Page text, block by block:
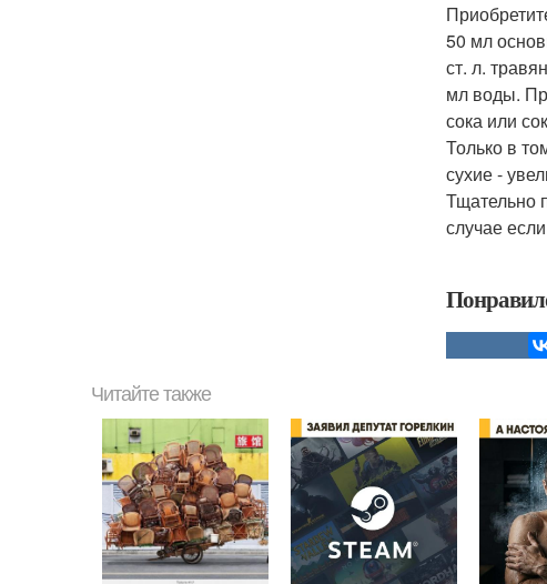
50 мл
ст. л.
мл воды.
сока или
Только в
сухие -
Тщательно
случае
Читайте также